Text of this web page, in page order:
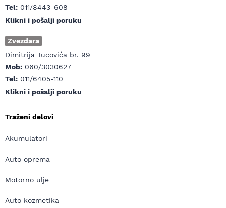
Tel: 011/8443-608
Klikni i pošalji poruku
Zvezdara
Dimitrija Tucovića br. 99
Mob: 060/3030627
Tel: 011/6405-110
Klikni i pošalji poruku
Traženi delovi
Akumulatori
Auto oprema
Motorno ulje
Auto kozmetika